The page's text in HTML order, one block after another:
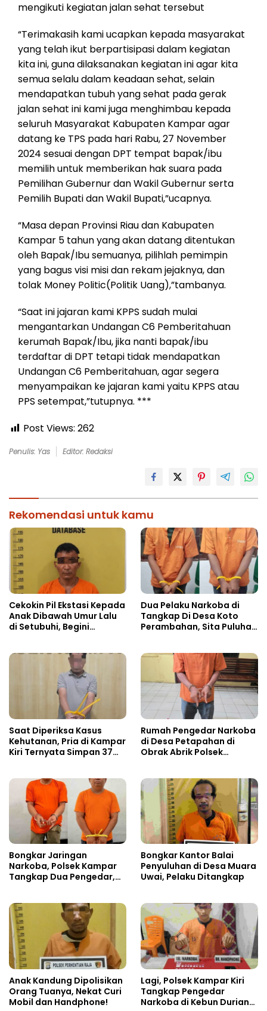
mengikuti kegiatan jalan sehat tersebut
“Terimakasih kami ucapkan kepada masyarakat
yang telah ikut berpartisipasi dalam kegiatan
kita ini, guna dilaksanakan kegiatan ini agar kita
semua selalu dalam keadaan sehat, selain
mendapatkan tubuh yang sehat pada gerak
jalan sehat ini kami juga menghimbau kepada
seluruh Masyarakat Kabupaten Kampar agar
datang ke TPS pada hari Rabu, 27 November
2024 sesuai dengan DPT tempat bapak/ibu
memilih untuk memberikan hak suara pada
Pemilihan Gubernur dan Wakil Gubernur serta
Pemilih Bupati dan Wakil Bupati,”ucapnya.
“Masa depan Provinsi Riau dan Kabupaten
Kampar 5 tahun yang akan datang ditentukan
oleh Bapak/Ibu semuanya, pilihlah pemimpin
yang bagus visi misi dan rekam jejaknya, dan
tolak Money Politic(Politik Uang),”tambanya.
“Saat ini jajaran kami KPPS sudah mulai
mengantarkan Undangan C6 Pemberitahuan
kerumah Bapak/Ibu, jika nanti bapak/ibu
terdaftar di DPT tetapi tidak mendapatkan
Undangan C6 Pemberitahuan, agar segera
menyampaikan ke jajaran kami yaitu KPPS atau
PPS setempat,”tutupnya. ***
Post Views: 262
Penulis: Yas Editor: Redaksi
Rekomendasi untuk kamu
Cekokin Pil Ekstasi Kepada
Anak Dibawah Umur Lalu
di Setubuhi, Begini
Dua Pelaku Narkoba di
Tangkap Di Desa Koto
Perambahan, Sita Puluhan
Saat Diperiksa Kasus
Kehutanan, Pria di Kampar
Kiri Ternyata Simpan 37
Rumah Pengedar Narkoba
di Desa Petapahan di
Obrak Abrik Polsek
Bongkar Jaringan
Narkoba, Polsek Kampar
Tangkap Dua Pengedar,
Bongkar Kantor Balai
Penyuluhan di Desa Muara
Uwai, Pelaku Ditangkap
Anak Kandung Dipolisikan
Orang Tuanya, Nekat Curi
Mobil dan Handphone!
Lagi, Polsek Kampar Kiri
Tangkap Pengedar
Narkoba di Kebun Durian